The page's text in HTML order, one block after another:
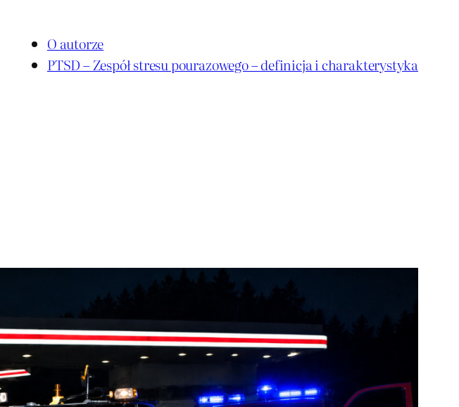
O autorze
PTSD – Zespół stresu pourazowego – definicja i charakterystyka